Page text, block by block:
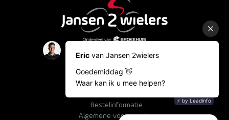
Showroom
Occasions
Fietslease
Bestelinformatie
Algemene voorwaarden